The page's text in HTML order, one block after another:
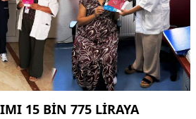
15 BIN 775 LIRAYA